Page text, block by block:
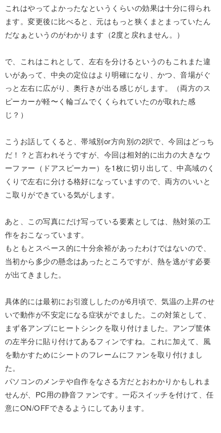
これはやってよかったなというくらいの効果は十分に得られ
ます。変更後に比べると、元はもっと狭くまとまっていたん
だなぁというのがわかります（2度と戻れません。）
で、これはこれとして、左右を分けるというのもこれまた違
いがあって、中央の定位はより明確になり、かつ、音場がぐ
っと左右に広がり、奥行きが出る感じがします。（両方のス
ピーカーが軽〜く輪ゴムでくくられていたのが取れた感
じ？）
こうお話してくると、帯域別or方向別の2択で、今回はどっち
だ！？と言われそうですが、今回は相対的に出力の大きなウ
ーファー（ドアスピーカー）を1枚に切り出して、中高域のく
くりで左右に分ける格好になっていますので、両方のいいと
こ取りができている気がします。
あと、この写真にだけ写っている要素としては、熱対策の工
作をおこなっています。
もともとスペース的に十分余裕があったわけではないので、
当初から多少の懸念はあったところですが、熱を逃がす必要
が出てきました。
具体的には最初にお引渡ししたのが6月頃で、気温の上昇のせ
いで動作が不安定になる症状がでました。この対策として、
まず各アンプにヒートシンクを取り付けました。アンプ筐体
の左半分に貼り付けてあるフィンですね。これに加えて、風
を動かすためにシートのフレームにファンを取り付けまし
た。
パソコンのメンテや自作をなさる方だとおわかりかもしれま
せんが、PC用の静音ファンです。一応スイッチを付けて、任
意にON/OFFできるようにしてあります。